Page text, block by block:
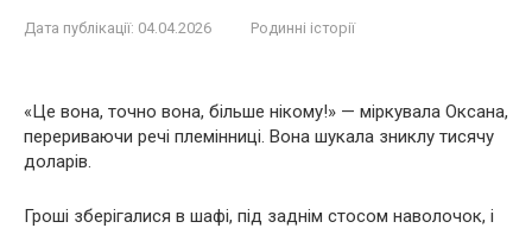
Дата публікації: 04.04.2026 Родинні історії
«Це вона, точно вона, більше нікому!» — міркувала Оксана,
перериваючи речі племінниці. Вона шукала зниклу тисячу
доларів.
Гроші зберігалися в шафі, під заднім стосом наволочок, і